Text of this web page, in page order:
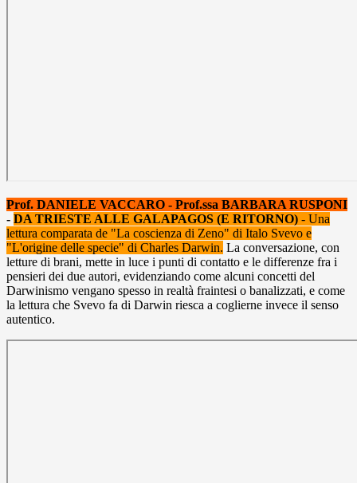
Prof. DANIELE VACCARO - Prof.ssa BARBARA RUSPONI
- DA TRIESTE ALLE GALAPAGOS (E RITORNO) - Una
lettura comparata de "La coscienza di Zeno" di Italo Svevo e
"L'origine delle specie" di Charles Darwin. La conversazione, con
letture di brani, mette in luce i punti di contatto e le differenze fra i
pensieri dei due autori, evidenziando come alcuni concetti del
Darwinismo vengano spesso in realtà fraintesi o banalizzati, e come
la lettura che Svevo fa di Darwin riesca a coglierne invece il senso
autentico.